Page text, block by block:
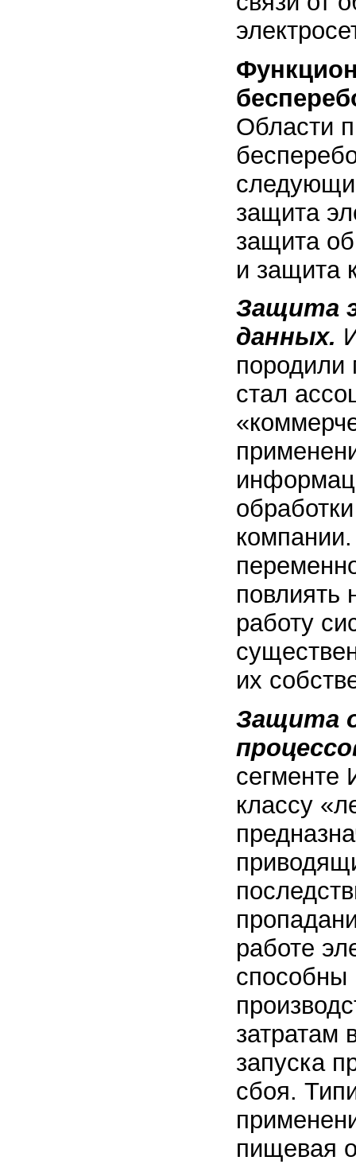
Области
защита
защита
и защита
Защита
данных.
стал
повлиять
работу
их
Защита
сегменте
классу
работе
способны
затратам
запуска
сбоя.
пищевая